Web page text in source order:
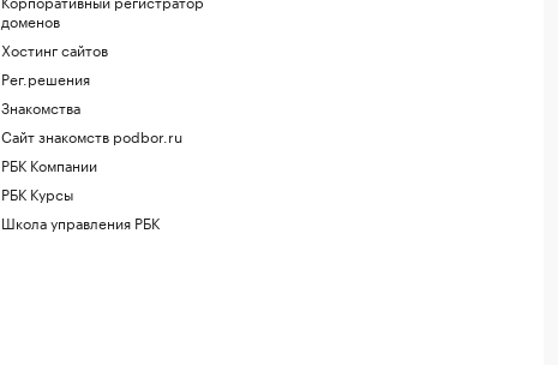
доменов
Хостинг сайтов
Рег.решения
Знакомства
Сайт знакомств podbor.ru
РБК Компании
РБК Курсы
Школа управления РБК